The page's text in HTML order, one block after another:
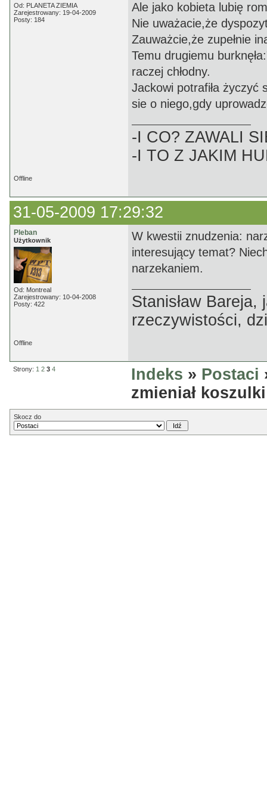
Od: PLANETA ZIEMIA
Zarejestrowany: 19-04-2009
Posty: 184
Ale jako kobieta lubię
Nie uważacie,że
Zauważcie,że zupełnie
Temu drugiemu
raczej chłodny.
Jackowi potrafiła życzyć
sie o niego,gdy
-I CO? ZAWALI
-I TO Z JAKIM
Offline
31-05-2009 17:29:32
Pleban
Użytkownik
Od: Montreal
Zarejestrowany: 10-04-2008
Posty: 422
W kwestii znudzenia:
interesujący temat?
narzekaniem.
Stanisław
rzeczywistości,
Offline
Strony: 1 2 3 4 Indeks » Postaci
zmieniał
Skocz do